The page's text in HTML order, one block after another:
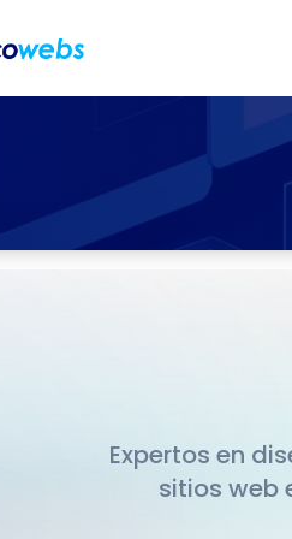
Expertos en
sitios web